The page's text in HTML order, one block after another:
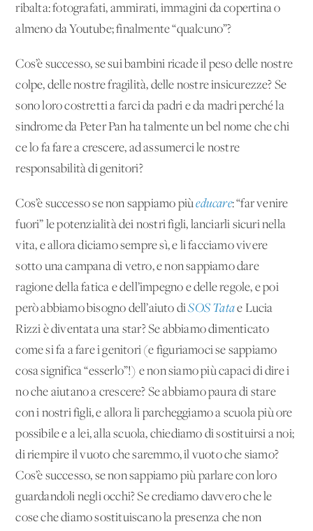
ribalta: fotografati, ammirati, immagini da copertina o
almeno da Youtube; finalmente “qualcuno”?
Cos’è successo, se sui bambini ricade il peso delle nostre
colpe, delle nostre fragilità, delle nostre insicurezze? Se
sono loro costretti a farci da padri e da madri perché la
sindrome da Peter Pan ha talmente un bel nome che chi
ce lo fa fare a crescere, ad assumerci le nostre
responsabilità di genitori?
Cos’è successo se non sappiamo piùeducare: “far venire
fuori” le potenzialità dei nostri figli, lanciarli sicuri nella
vita, e allora diciamo sempre sì, e li facciamo vivere
sotto una campana di vetro, e non sappiamo dare
ragione della fatica e dell’impegno e delle regole, e poi
però abbiamo bisogno dell’aiuto diSOS Tatae Lucia
Rizzi è diventata una star? Se abbiamo dimenticato
come si fa a fare i genitori (e figuriamoci se sappiamo
cosa significa “esserlo”!) e non siamo più capaci di dire i
no che aiutano a crescere? Se abbiamo paura di stare
con i nostri figli, e allora li parcheggiamo a scuola più ore
possibile e a lei, alla scuola, chiediamo di sostituirsi a noi;
di riempire il vuoto che saremmo, il vuoto che siamo?
Cos’è successo, se non sappiamo più parlare con loro
guardandoli negli occhi? Se crediamo davvero che le
cose che diamo sostituiscano la presenza che non